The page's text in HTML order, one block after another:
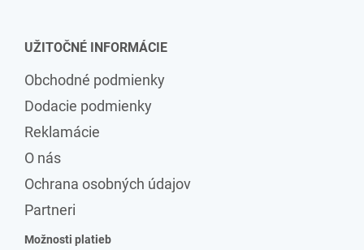
UŽITOČNÉ INFORMÁCIE
Obchodné podmienky
Dodacie podmienky
Reklamácie
O nás
Ochrana osobných údajov
Partneri
Možnosti platieb